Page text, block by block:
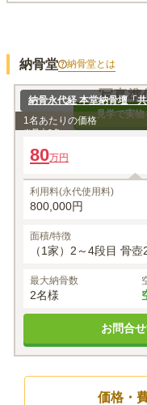
納骨堂 納骨堂とは
写真準
見学で実物
納骨永代経 本堂納骨壇「
1名あたりの価格
※最大2名
80万円
利用料(永代使用料)
800,000円
面積/特徴
（1家）2～4段目 骨
最大納骨数
2名様
お問合
価格・